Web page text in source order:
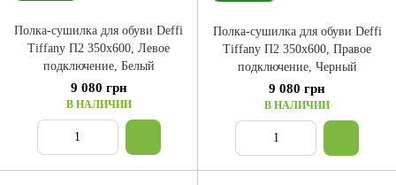
Полка-сушилка для обуви Deffi
Tiffany П2 350x600, Левое
подключение, Белый
9 080 грн
В НАЛИЧИИ
Полка-сушилка для обуви Deffi
Tiffany П2 350x600, Правое
подключение, Черный
9 080 грн
В НАЛИЧИИ